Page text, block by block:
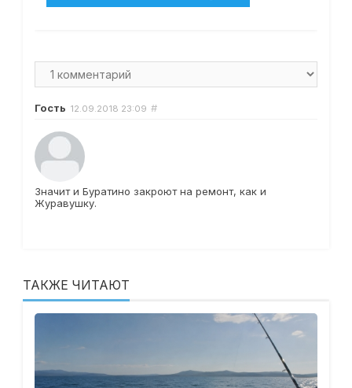
Гость 12.09.2018 23:09 #
Значит и Буратино закроют на ремонт, как и
Журавушку.
ТАКЖЕ ЧИТАЮТ